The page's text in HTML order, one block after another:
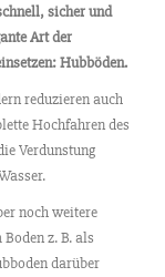
sicher und
Art der
Hubböden.
reduzieren auch
Hochfahren des
Verdunstung
noch weitere
z. B. als
darüber